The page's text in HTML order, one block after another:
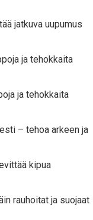
jatkuva uupumus
ja tehokkaita
ja tehokkaita
– tehoa arkeen ja
kipua
rauhoitat ja suojaat